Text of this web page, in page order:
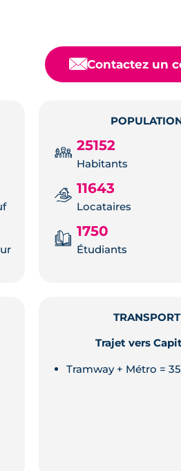
📧Contactez un
25152
Habitants
11643
Locataires
1750
Étudiants
TRANSPORT
Trajet vers
Tramway + Métro =